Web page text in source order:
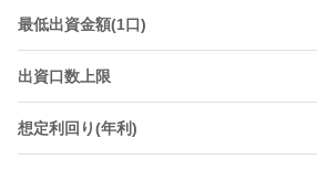
最低出資金額(1口)
出資口数上限
想定利回り(年利)